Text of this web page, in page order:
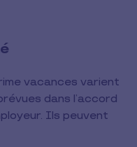
vacances varient
dans l’accord
Ils peuvent